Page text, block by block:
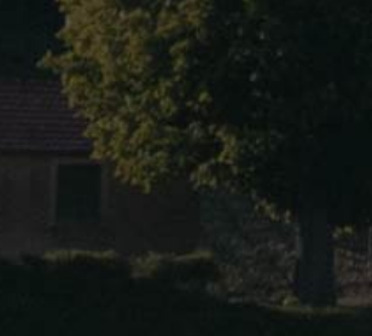
Contact Us
Language
Jean-Paul DUBOST
Lantignié